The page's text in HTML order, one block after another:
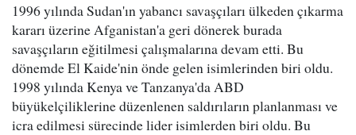
1996 yılında Sudan'ın yabancı savaşçıları ülkeden çıkarma
kararı üzerine Afganistan'a geri dönerek burada
savaşçıların eğitilmesi çalışmalarına devam etti. Bu
dönemde El Kaide'nin önde gelen isimlerinden biri oldu.
1998 yılında Kenya ve Tanzanya'da ABD
büyükelçiliklerine düzenlenen saldırıların planlanması ve
icra edilmesi sürecinde lider isimlerden biri oldu. Bu